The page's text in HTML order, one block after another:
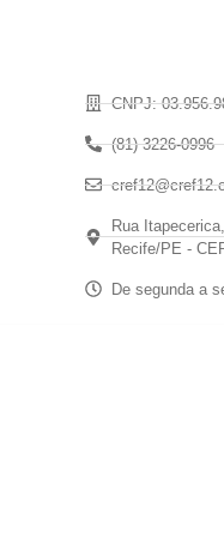
CNPJ:
(81) 3226-0996
Rua
Recife/PE -
De segunda a